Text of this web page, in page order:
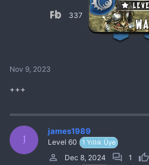
337
Nov 9, 2023
+++
james1989
Level 60 1 Yıllık Üye
Dec 8, 2024 1